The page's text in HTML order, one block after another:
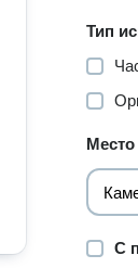
Тип
Место
С